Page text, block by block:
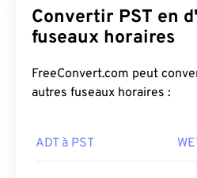
Convertir PST en
fuseaux horaires
FreeConvert.com peut
autres fuseaux horaires :
ADT à PST